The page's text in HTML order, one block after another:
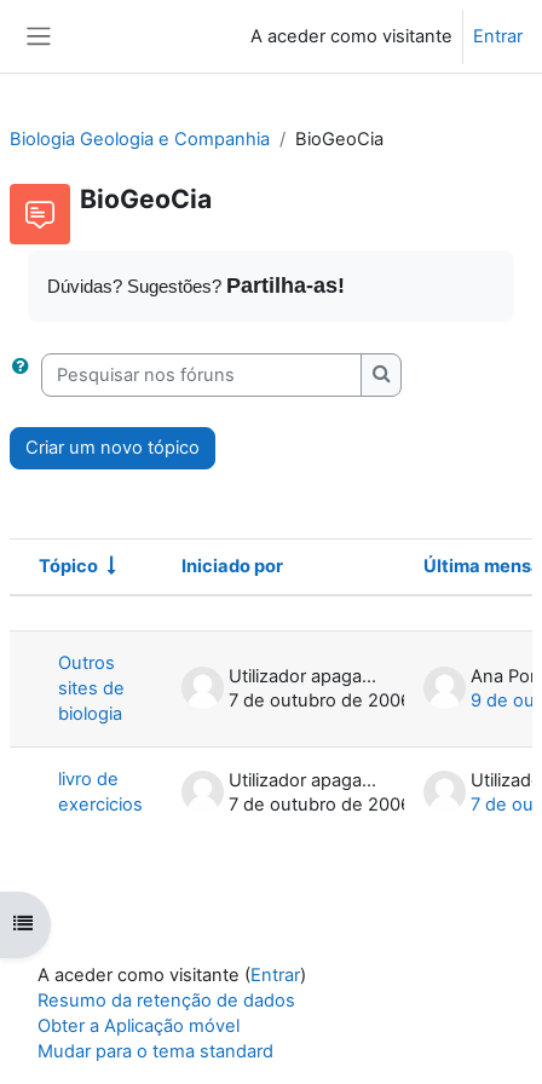
A aceder como visitante Entrar
Abrir índice da disciplina
Biologia Geologia e Companhia BioGeoCia
BioGeoCia
Dúvidas? Sugestões? Partilha-as!
Pesquisar nos fóruns
Pesquisar nos
Criar um novo tópico
Estado
Tópico Iniciado por Última
Outros
sites de
biologia
Utilizador apagado
7 de outubro de 2006
Ana
9 de
livro de
exercicios
Utilizador apagado
7 de outubro de 2006
7 de
A aceder como visitante (Entrar)
Resumo da retenção de dados
Obter a Aplicação móvel
Mudar para o tema standard